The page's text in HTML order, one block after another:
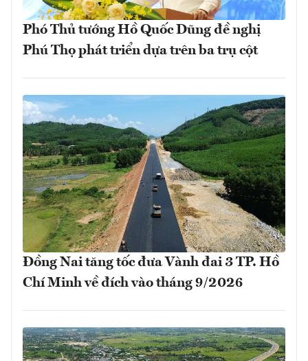
Phó Thủ tướng Hồ Quốc Dũng đề nghị
Phú Thọ phát triển dựa trên ba trụ cột
Đồng Nai tăng tốc đưa Vành đai 3 TP. Hồ
Chí Minh về đích vào tháng 9/2026